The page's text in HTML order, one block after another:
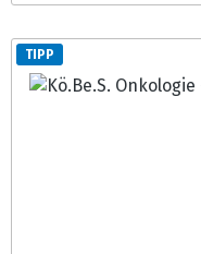
Schluckakt,
Lebensqualität),
Schlucken sowie
TIPP